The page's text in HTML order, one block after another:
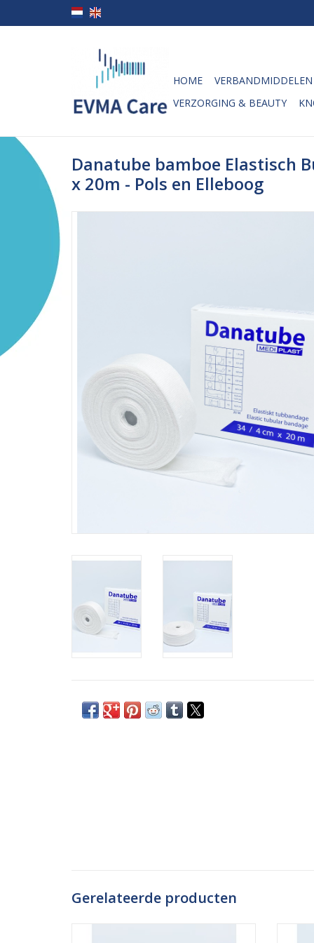
HOME VERBANDMIDDELEN
VERZORGING & BEAUTY
Danatube bamboe Elastisch
x 20m - Pols en Elleboog
Gerelateerde producten